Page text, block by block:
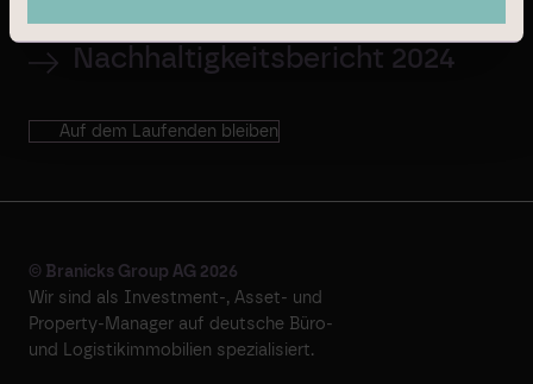
Nachhaltigkeitsbericht 2024
Auf dem Laufenden bleiben
© Branicks Group AG 2026
Wir sind als ­Investment-, ­Asset- und
­Property-Manager auf deutsche ­Büro-
und Logistikimmobilien spezialisiert.